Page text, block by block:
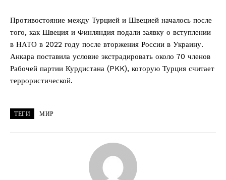
Противостояние между Турцией и Швецией началось после
того, как Швеция и Финляндия подали заявку о вступлении
в НАТО в 2022 году после вторжения России в Украину.
Анкара поставила условие экстрадировать около 70 членов
Рабочей партии Курдистана (PKK), которую Турция считает
террористической.
ТЕГИ МИР